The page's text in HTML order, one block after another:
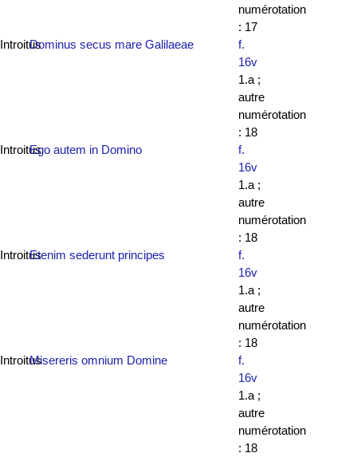
numérotation
: 17
IntroitusDominus secus mare Galilaeae
f.
16v
1.a ;
autre
numérotation
: 18
IntroitusEgo autem in Domino
f.
16v
1.a ;
autre
numérotation
: 18
IntroitusEtenim sederunt principes
f.
16v
1.a ;
autre
numérotation
: 18
IntroitusMisereris omnium Domine
f.
16v
1.a ;
autre
numérotation
: 18